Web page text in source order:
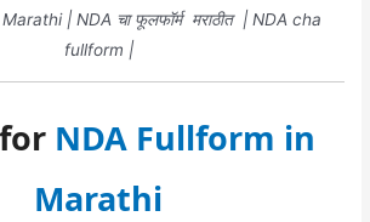
| NDA चा फूलफॉर्म मराठीत | NDA cha
fullform |
NDA Fullform in
Marathi